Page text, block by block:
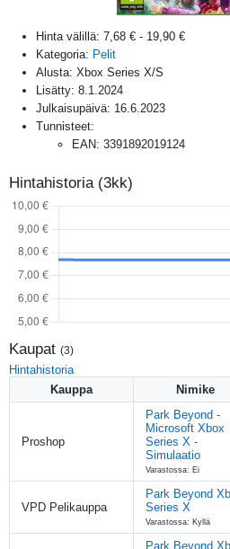
Hinta välillä: 7,68 € - 19,90 €
Kategoria: Pelit
Alusta: Xbox Series X/S
Lisätty: 8.1.2024
Julkaisupäivä: 16.6.2023
Tunnisteet:
EAN: 3391892019124
Hintahistoria (3kk)
Kaupat (3)
Hintahistoria
Kauppa
Nimike
Proshop
Park Beyond -
Microsoft Xbox
Series X -
Simulaatio
Varastossa: Ei
VPD Pelikauppa
Park Beyond
Series X
Varastossa: Kyllä
Park Beyond